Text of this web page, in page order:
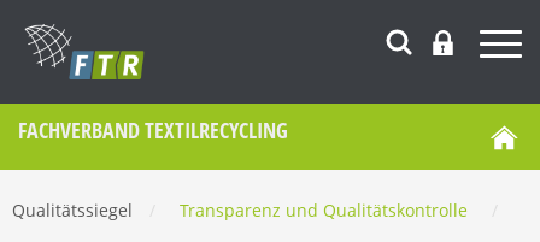
FACHVERBAND TEXTILRECYCLING
Qualitätssiegel Transparenz und Qualitätskontrolle